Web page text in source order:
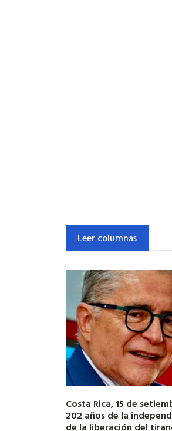
Leer columnas
Costa Rica, 15 de
202 años de la
de la liberación del